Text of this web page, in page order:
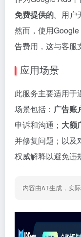
免费提供的。用户
然而，使用
告费用，这与客服
应用场景
此服务主要适用于
场景包括： 广告账
申诉和沟通； 大额
并修复问题；以及
权威解释以避免违
内容由AI生成，实